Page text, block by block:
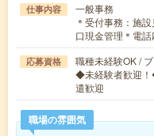
仕事内容
一般事務
＊受付事務：施
口現金管理＊電
応募資格
職種未経験OK /
◆未経験者歓迎
遣歓迎
職場の雰囲気